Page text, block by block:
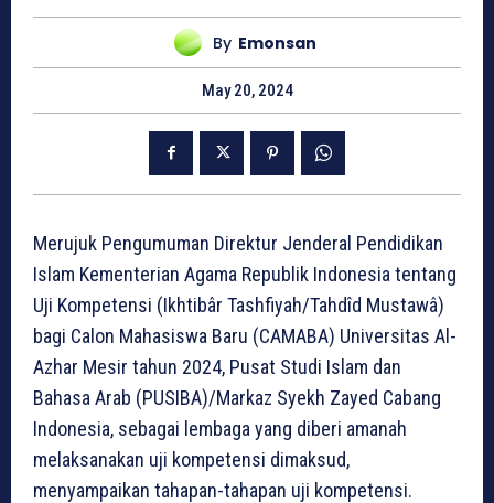
By Emonsan
May 20, 2024
Merujuk Pengumuman Direktur Jenderal Pendidikan
Islam Kementerian Agama Republik Indonesia tentang
Uji Kompetensi (Ikhtibâr Tashfiyah/Tahdîd Mustawâ)
bagi Calon Mahasiswa Baru (CAMABA) Universitas Al-
Azhar Mesir tahun 2024, Pusat Studi Islam dan
Bahasa Arab (PUSIBA)/Markaz Syekh Zayed Cabang
Indonesia, sebagai lembaga yang diberi amanah
melaksanakan uji kompetensi dimaksud,
menyampaikan tahapan-tahapan uji kompetensi.